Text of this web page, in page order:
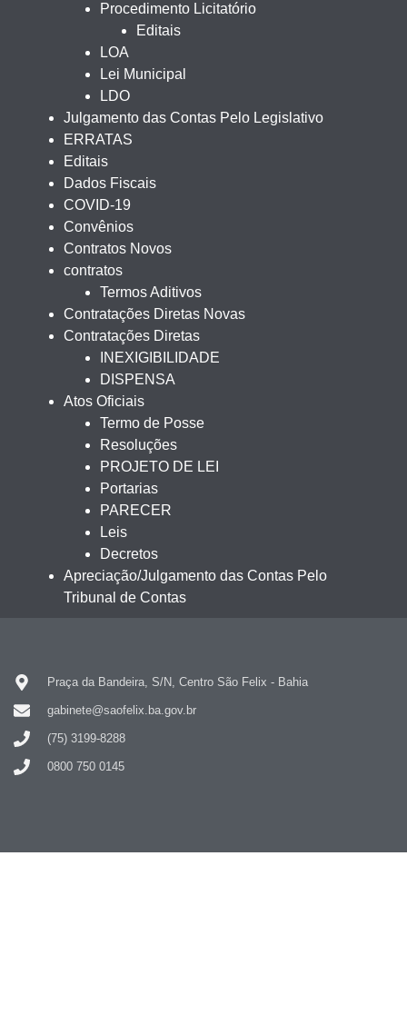
Procedimento Licitatório
Editais
LOA
Lei Municipal
LDO
Julgamento das Contas Pelo Legislativo
ERRATAS
Editais
Dados Fiscais
COVID-19
Convênios
Contratos Novos
contratos
Termos Aditivos
Contratações Diretas Novas
Contratações Diretas
INEXIGIBILIDADE
DISPENSA
Atos Oficiais
Termo de Posse
Resoluções
PROJETO DE LEI
Portarias
PARECER
Leis
Decretos
Apreciação/Julgamento das Contas Pelo
Tribunal de Contas
Praça da Bandeira, S/N, Centro São Felix - Bahia
gabinete@saofelix.ba.gov.br
(75) 3199-8288
0800 750 0145